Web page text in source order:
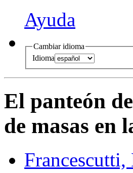
Ayuda
Cambiar idioma
Idioma
El panteón
de masas en